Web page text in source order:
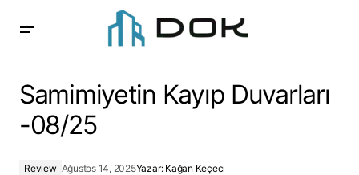
Samimiyetin Kayıp Duvarları
-08/25
Review Ağustos 14, 2025Yazar: Kağan Keçeci